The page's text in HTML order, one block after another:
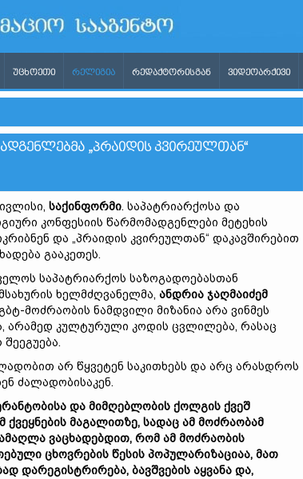
ᲣᲪᲮᲝᲔᲗᲘ ᲠᲔᲚᲘᲒᲘᲐ ᲠᲔᲓᲐᲥᲢᲝᲠᲘᲡᲒᲐᲜ ᲕᲘᲓᲔᲝᲐᲠᲥᲘᲕᲘ
„ᲞᲠᲐᲘᲓᲘᲡ ᲙᲕᲘᲠᲔᲣᲚᲗᲐᲜ“
საქინფორმი. საპატრიარქოსა და
კონფესიის წარმომადგენლები მეტეხის
და „პრაიდის კვირეულთან“ დაკავშირებით
გააკეთეს.
საპატრიარქოს საზოგადოებასთან
ხელმძღვანელმა, ანდრია ჯაღმაიძემ
მოძრაობის ნამდვილი მიზანია არა ვინმეს
არამედ კულტურული კოდის ცვლილება, რასაც
არ წყვეტენ საკითხებს და არც არასდროს
ძალადობისაკენ.
და მიმღებლობის ქოლგის ქვეშ
მაგალითზე, სადაც ამ მოძრაობამ
ვაცხადებდით, რომ ამ მოძრაობის
ცხოვრების წესის პოპულარიზაციაა, მათ
დარეგისტრირება, ბავშვების აყვანა და,